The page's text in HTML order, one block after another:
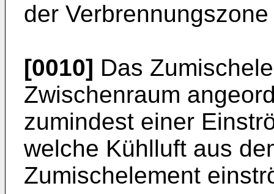
der
[0010] Das
Zwischenraum
zumindest einer
welche Kühlluft aus
Zumischelement